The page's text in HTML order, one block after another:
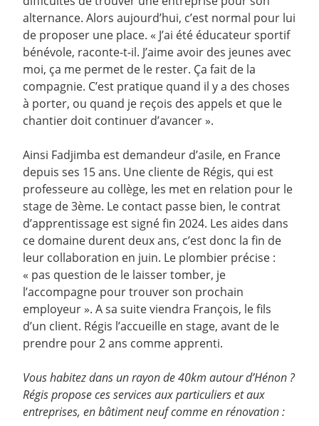
alternance. Alors aujourd’hui, c’est normal pour lui
de proposer une place. « J’ai été éducateur sportif
bénévole, raconte-t-il. J’aime avoir des jeunes avec
moi, ça me permet de le rester. Ça fait de la
compagnie. C’est pratique quand il y a des choses
à porter, ou quand je reçois des appels et que le
chantier doit continuer d’avancer ».
Ainsi Fadjimba est demandeur d’asile, en France
depuis ses 15 ans. Une cliente de Régis, qui est
professeure au collège, les met en relation pour le
stage de 3ème. Le contact passe bien, le contrat
d’apprentissage est signé fin 2024. Les aides dans
ce domaine durent deux ans, c’est donc la fin de
leur collaboration en juin. Le plombier précise :
« pas question de le laisser tomber, je
l’accompagne pour trouver son prochain
employeur ». A sa suite viendra François, le fils
d’un client. Régis l’accueille en stage, avant de le
prendre pour 2 ans comme apprenti.
Vous habitez dans un rayon de 40km autour d’Hénon ?
Régis propose ces services aux particuliers et aux
entreprises, en bâtiment neuf comme en rénovation :